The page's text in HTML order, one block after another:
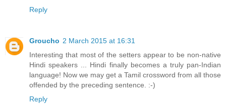
Reply
Groucho 2 March 2015 at 16:31
Interesting that most of the setters appear to be non-native
Hindi speakers ... Hindi finally becomes a truly pan-Indian
language! Now we may get a Tamil crossword from all those
offended by the preceding sentence. :-)
Reply